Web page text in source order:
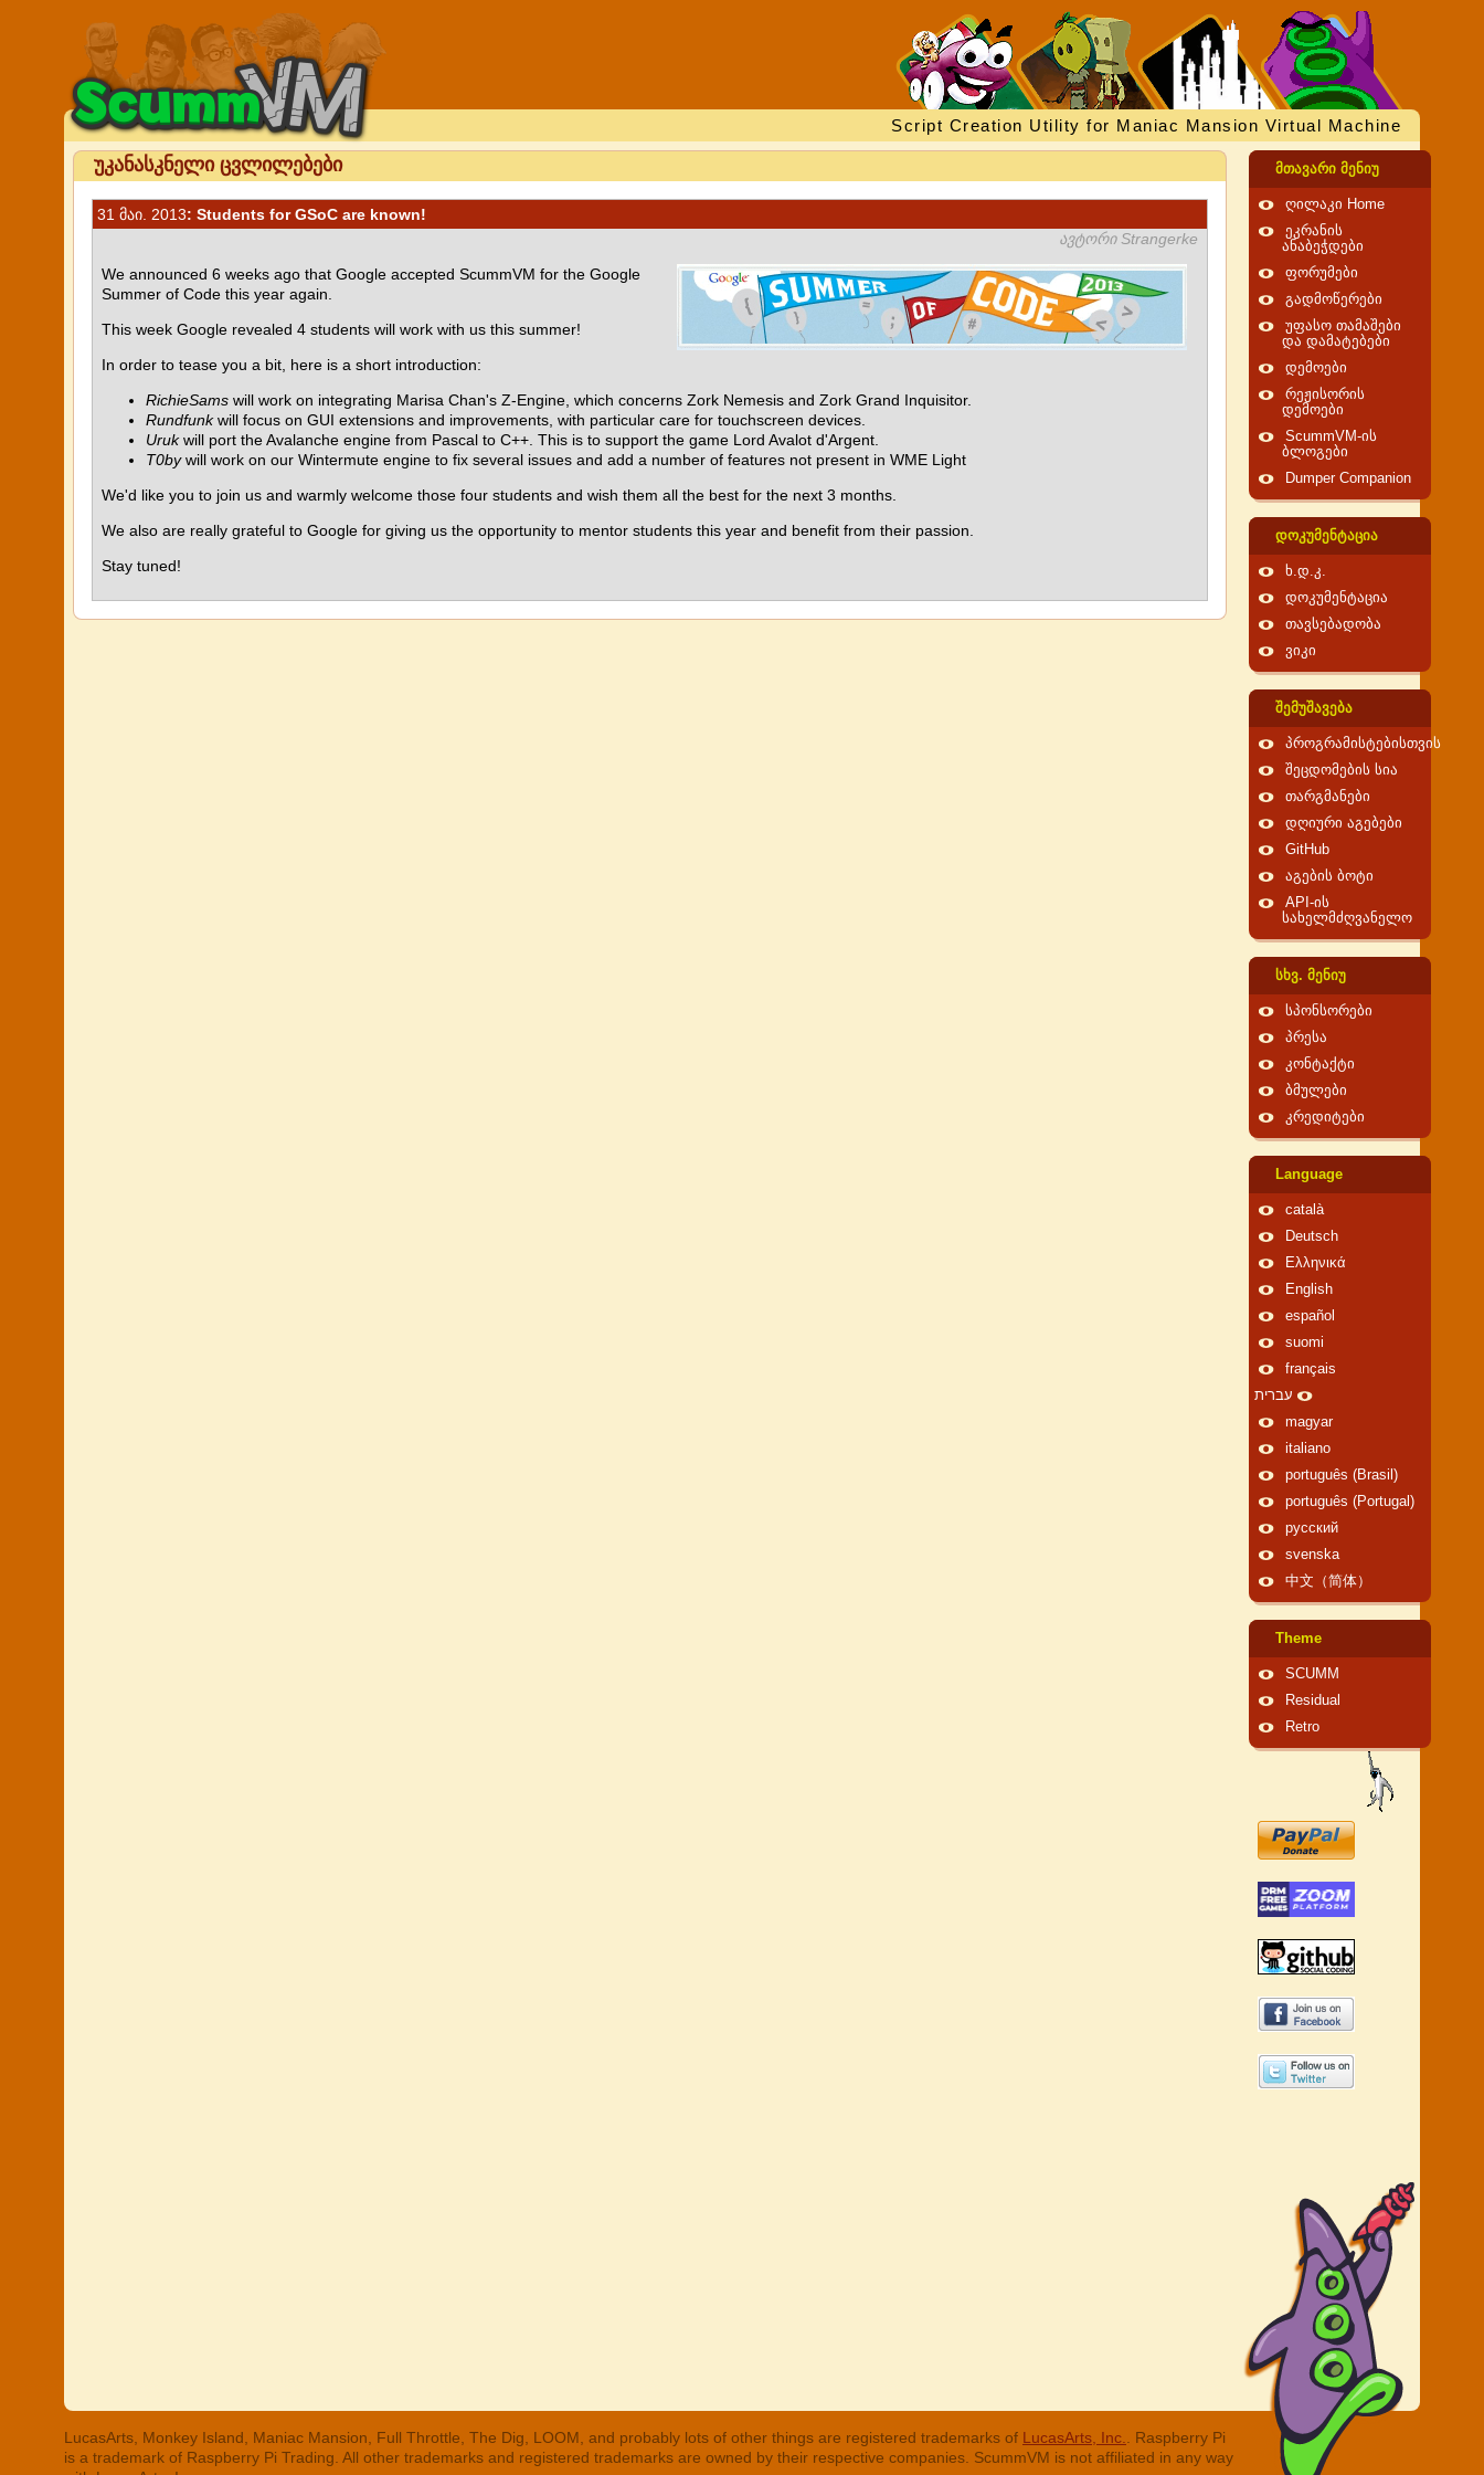
Script Creation Utility for Maniac Mansion Virtual Machine
უკანასკნელი ცვლილებები
31 მაი. 2013: Students for GSoC are known!
ავტორი Strangerke
We announced 6 weeks ago that Google accepted ScummVM for the Google
Summer of Code this year again.
This week Google revealed 4 students will work with us this summer!
In order to tease you a bit, here is a short introduction:
RichieSams will work on integrating Marisa Chan's Z-Engine, which concerns Zork Nemesis and Zork Grand Inquisitor.
Rundfunkwill focus on GUI extensions and improvements, with particular care for touchscreen devices.
Urukwill port the Avalanche engine from Pascal to C++. This is to support the game Lord Avalot d'Argent.
T0bywill work on our Wintermute engine to fix several issues and add a number of features not present in WME Light
We'd like you to join us and warmly welcome those four students and wish them all the best for the next 3 months.
We also are really grateful to Google for giving us the opportunity to mentor students this year and benefit from their passion.
Stay tuned!
მთავარი მენიუ
ღილაკი Home
ეკრანის
ანაბეჭდები
ფორუმები
გადმოწერები
უფასო თამაშები
და დამატებები
დემოები
რეჟისორის
დემოები
ScummVM-ის
ბლოგები
Dumper Companion
დოკუმენტაცია
ხ.დ.კ.
დოკუმენტაცია
თავსებადობა
ვიკი
შემუშავება
პროგრამისტებისთვის
შეცდომების სია
თარგმანები
დღიური აგებები
GitHub
აგების ბოტი
API-ის
სახელმძღვანელო
სხვ. მენიუ
სპონსორები
პრესა
კონტაქტი
ბმულები
კრედიტები
Language
català
Deutsch
Ελληνικά
English
español
suomi
français
עברית
magyar
italiano
português (Brasil)
português (Portugal)
русский
svenska
中文（简体）
Theme
SCUMM
Residual
Retro
LucasArts, Monkey Island, Maniac Mansion, Full Throttle, The Dig, LOOM, and probably lots of other things are registered trademarks of LucasArts, Inc.
. Raspberry Pi
is a trademark of Raspberry Pi Trading. All other trademarks and registered trademarks are owned by their respective companies. ScummVM is not affiliated in any way